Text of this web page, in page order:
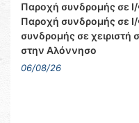
Παροχή συνδρομής σε
Παροχή συνδρομής σε
συνδρομής σε χειριστή
στην Αλόννησο
06/08/26